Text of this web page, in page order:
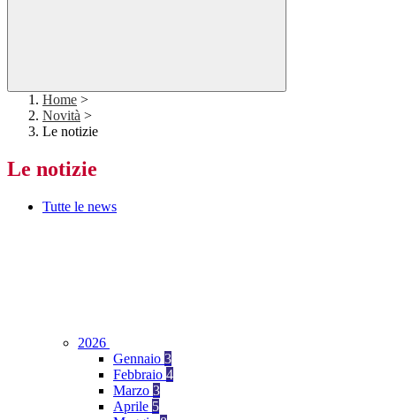
Home >
Novità >
Le notizie
Le notizie
Tutte le news
2026
Gennaio 3
Febbraio 4
Marzo 3
Aprile 5